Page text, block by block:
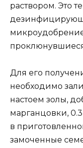
раствором. Это
Для его
необходимо
настоем золы,
марганцовки,
в
замоченные